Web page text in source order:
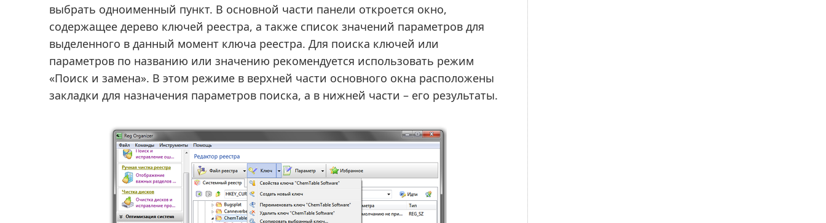
выбрать одноименный пункт. В основной части панели откроется окно,
содержащее дерево ключей реестра, а также список значений параметров для
выделенного в данный момент ключа реестра. Для поиска ключей или
параметров по названию или значению рекомендуется использовать режим
«Поиск и замена». В этом режиме в верхней части основного окна расположены
закладки для назначения параметров поиска, а в нижней части – его результаты.